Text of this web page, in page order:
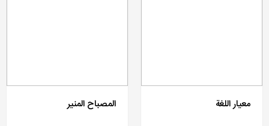
معیار اللغة المصباح المنیر